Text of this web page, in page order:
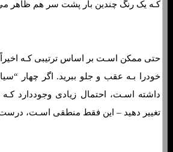
کـه یک رنگ چندین بار پشت سر هم ظاهر
حتی ممکن اسـت بر اساس ترتیبی کـه
خودرا بـه عقب و جلو ببرید. اگر چهار
داشته اسـت، احتمال زیادی وجوددارد
تغییر دهید – این فقط منطقی اسـت،